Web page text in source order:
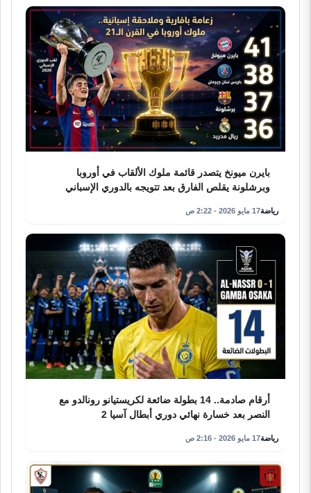
بايرن ميونخ يتصدر قائمة ملوك الألقاب في أوروبا
وبرشلونة يقلص الفارق بعد تتويجه بالدوري الإسباني
رياضة17 مايو 2026 - 2:22 ص
أرقام صادمة.. 14 بطولة ضائعة لكريستيانو رونالدو مع
النصر بعد خسارة نهائي دوري أبطال آسيا 2
رياضة17 مايو 2026 - 2:16 ص